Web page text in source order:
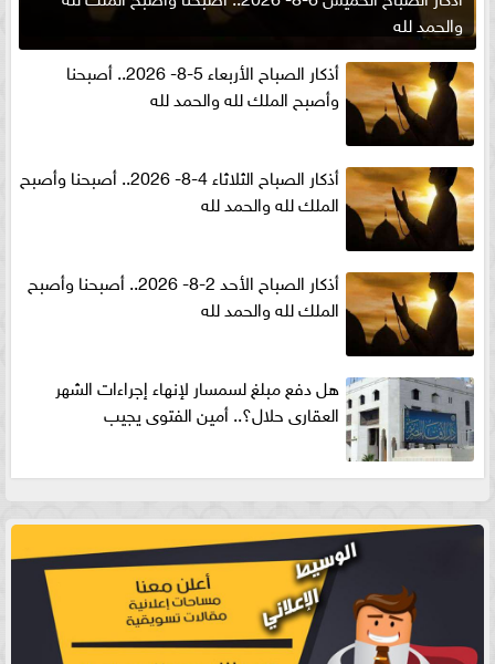
والحمد لله
أذكار الصباح الأربعاء 5-8- 2026.. أصبحنا
وأصبح الملك لله والحمد لله
أذكار الصباح الثلاثاء 4-8- 2026.. أصبحنا وأصبح
الملك لله والحمد لله
أذكار الصباح الأحد 2-8- 2026.. أصبحنا وأصبح
الملك لله والحمد لله
هل دفع مبلغ لسمسار لإنهاء إجراءات الشهر
العقارى حلال؟.. أمين الفتوى يجيب